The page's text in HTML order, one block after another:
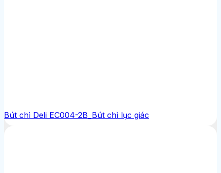
Bút chì Deli EC004-2B_Bút chì lục giác